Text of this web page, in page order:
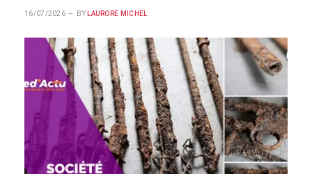
16/07/2026 BY LAURORE MICHEL